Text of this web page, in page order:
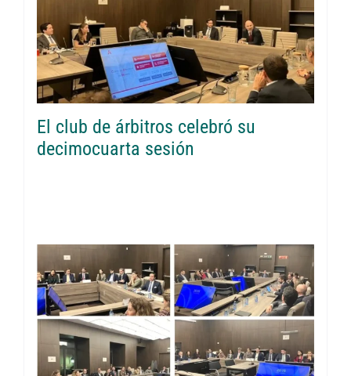
El club de árbitros celebró su
decimocuarta sesión